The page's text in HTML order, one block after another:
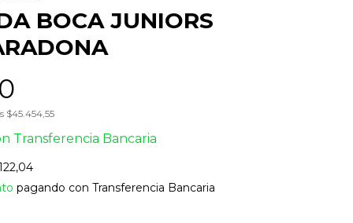
BOCA JUNIORS
$45.454,55
Transferencia Bancaria
pagando con Transferencia Bancaria